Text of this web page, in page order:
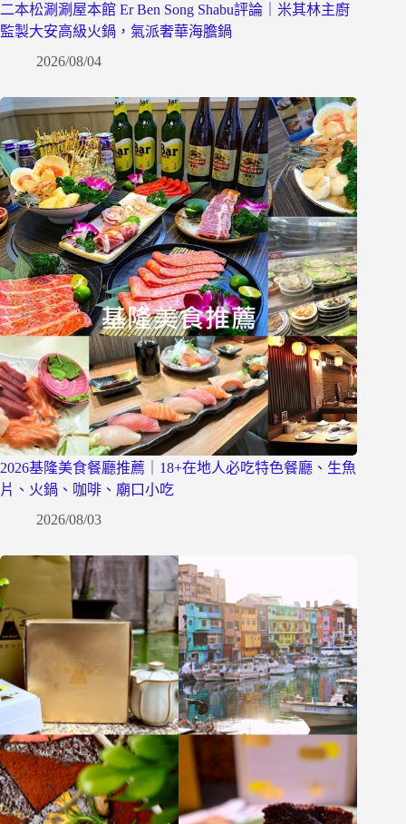
二本松涮涮屋本館 Er Ben Song Shabu評論｜米其林主廚
監製大安高級火鍋，氣派奢華海膽鍋
2026/08/04
2026基隆美食餐廳推薦｜18+在地人必吃特色餐廳、生魚
片、火鍋、咖啡、廟口小吃
2026/08/03